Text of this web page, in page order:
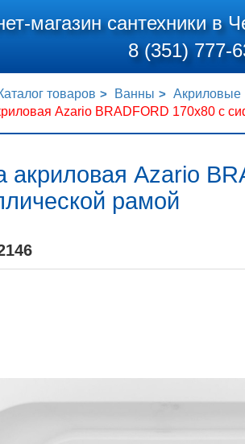
магазин сантехники в
8 (351) 777-
товаров Ванны
Акриловые
Azario BRADFORD 170х80 с
акриловая Azario
рамой